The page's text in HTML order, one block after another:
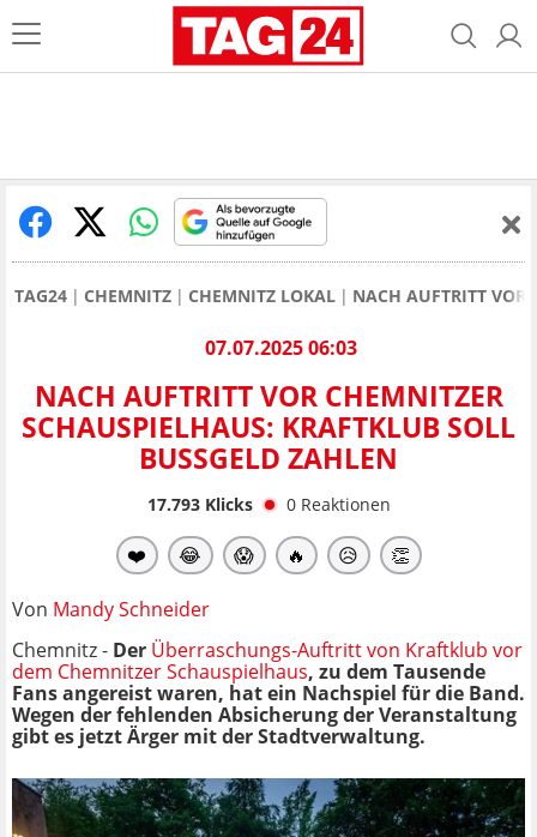
TAG24 CHEMNITZ CHEMNITZ LOKAL NACH AUFTRITT VOR
07.07.2025 06:03
NACH AUFTRITT VOR CHEMNITZER
SCHAUSPIELHAUS: KRAFTKLUB SOLL
BUSSGELD ZAHLEN
17.793Klicks 0 Reaktionen
❤️ 😂 😱 🔥 😥 👏
Von Mandy Schneider
Chemnitz - Der Überraschungs-Auftritt von Kraftklub vor
dem Chemnitzer Schauspielhaus, zu dem Tausende
Fans angereist waren, hat ein Nachspiel für die Band.
Wegen der fehlenden Absicherung der Veranstaltung
gibt es jetzt Ärger mit der Stadtverwaltung.